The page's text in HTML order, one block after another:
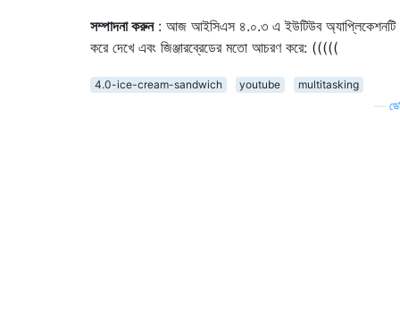
সম্পাদনা করুন: আজ আইসিএস ৪.০.৩ এ ইউটিউব অ্যাপ্লিকেশনটি
করে দেখে এবং জিঞ্জারব্রেডের মতো আচরণ করে: (((((
4.0-ice-cream-sandwich youtube
multitasking